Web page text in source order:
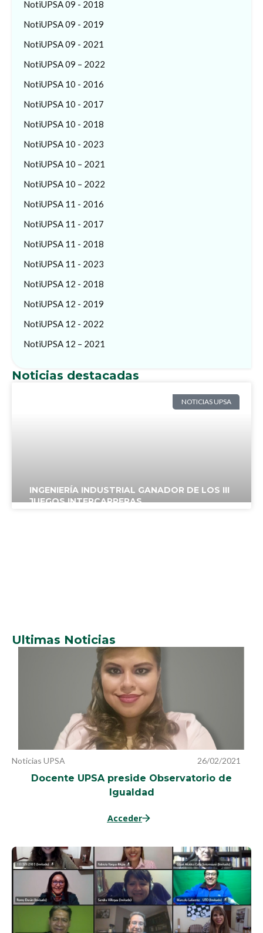
NotiUPSA 09 - 2018
NotiUPSA 09 - 2019
NotiUPSA 09 - 2021
NotiUPSA 09 – 2022
NotiUPSA 10 - 2016
NotiUPSA 10 - 2017
NotiUPSA 10 - 2018
NotiUPSA 10 - 2023
NotiUPSA 10 – 2021
NotiUPSA 10 – 2022
NotiUPSA 11 - 2016
NotiUPSA 11 - 2017
NotiUPSA 11 - 2018
NotiUPSA 11 - 2023
NotiUPSA 12 - 2018
NotiUPSA 12 - 2019
NotiUPSA 12 - 2022
NotiUPSA 12 – 2021
Noticias destacadas
NOTICIAS UPSA
INGENIERÍA INDUSTRIAL GANADOR DE LOS III
JUEGOS INTERCARRERAS
NOTICIAS
UPSA
Ultimas Noticias
Noticias UPSA 26/02/2021
Docente UPSA preside Observatorio de
Igualdad
Acceder